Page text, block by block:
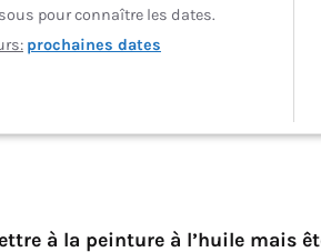
pour connaître les dates.
prochaines dates
à la peinture à l’huile mais